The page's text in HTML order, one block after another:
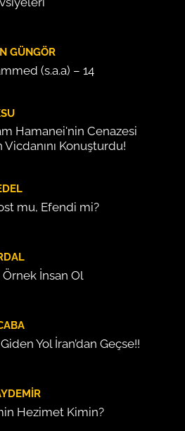
GÜNGÖR
(s.a.a) – 14
Hamanei'nin Cenazesi
Konuşturdu!
mu, Efendi mi?
İnsan Ol
Yol İran’dan Geçse!!
Hezimet Kimin?